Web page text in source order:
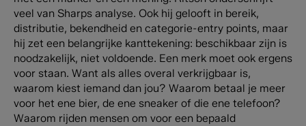
veel van Sharps analyse. Ook hij gelooft in bereik,
distributie, bekendheid en categorie-entry points, maar
hij zet een belangrijke kanttekening: beschikbaar zijn is
noodzakelijk, niet voldoende. Een merk moet ook ergens
voor staan. Want als alles overal verkrijgbaar is,
waarom kiest iemand dan jou? Waarom betaal je meer
voor het ene bier, de ene sneaker of die ene telefoon?
Waarom rijden mensen om voor een bepaald